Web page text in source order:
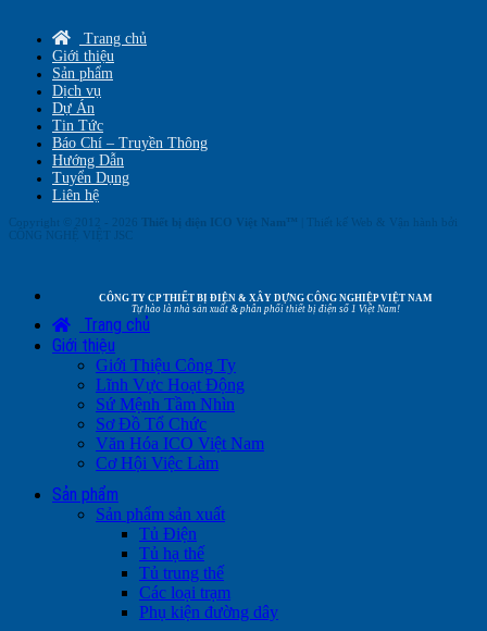
Trang chủ
Giới thiệu
Sản phẩm
Dịch vụ
Dự Án
Tin Tức
Báo Chí – Truyền Thông
Hướng Dẫn
Tuyển Dụng
Liên hệ
Copyright © 2012 - 2026 Thiết bị điện ICO Việt Nam™ | Thiết kế Web & Vận hành bởi
CÔNG NGHỆ VIỆT JSC
CÔNG TY CP THIẾT BỊ ĐIỆN & XÂY DỰNG CÔNG NGHIỆP VIỆT NAM
Tự hào là nhà sản xuất & phân phối thiết bị điện số 1 Việt Nam!
Trang chủ
Giới thiệu
Giới Thiệu Công Ty
Lĩnh Vực Hoạt Động
Sứ Mệnh Tầm Nhìn
Sơ Đồ Tổ Chức
Văn Hóa ICO Việt Nam
Cơ Hội Việc Làm
Sản phẩm
Sản phẩm sản xuất
Tủ Điện
Tủ hạ thế
Tủ trung thế
Các loại trạm
Phụ kiện đường dây